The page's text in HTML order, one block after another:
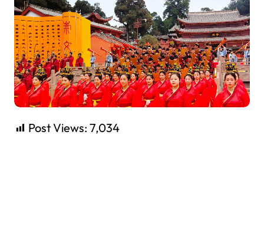
Post Views: 7,034